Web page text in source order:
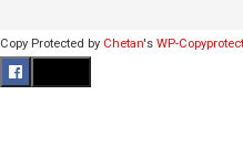
Copy Protected by Chetan's WP-Copyprotect